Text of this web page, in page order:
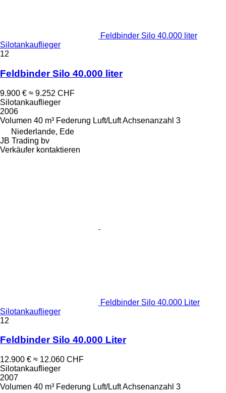
Feldbinder Silo 40.000 liter
Silotankauflieger
12
Feldbinder Silo 40.000 liter
9.900 € ≈ 9.252 CHF
Silotankauflieger
2006
Volumen 40 m³ Federung Luft/LuftAchsenanzahl 3
Niederlande, Ede
JB Trading bv
Verkäufer kontaktieren
Feldbinder Silo 40.000 Liter
Silotankauflieger
12
Feldbinder Silo 40.000 Liter
12.900 € ≈ 12.060 CHF
Silotankauflieger
2007
Volumen 40 m³ Federung Luft/LuftAchsenanzahl 3